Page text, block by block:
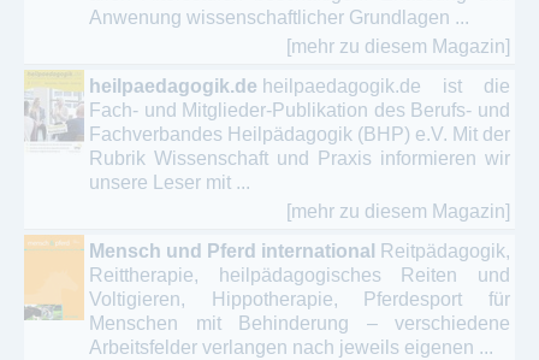
Anwenung wissenschaftlicher Grundlagen ...
[mehr zu diesem Magazin]
heilpaedagogik.de heilpaedagogik.de ist die
Fach- und Mitglieder-Publikation des Berufs- und
Fachverbandes Heilpädagogik (BHP) e.V. Mit der
Rubrik Wissenschaft und Praxis informieren wir
unsere Leser mit ...
[mehr zu diesem Magazin]
Mensch und Pferd international
Reitpädagogik,
Reittherapie, heilpädagogisches Reiten und
Voltigieren, Hippotherapie, Pferdesport für
Menschen mit Behinderung – verschiedene
Arbeitsfelder verlangen nach jeweils eigenen ...